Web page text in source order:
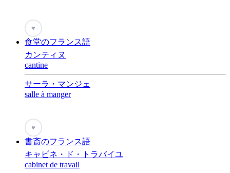
♥
食堂のフランス語
カンティヌ
cantine
サーラ・マンジェ
salle à manger
♥
書斎のフランス語
キャビネ・ド・トラバイユ
cabinet de travail